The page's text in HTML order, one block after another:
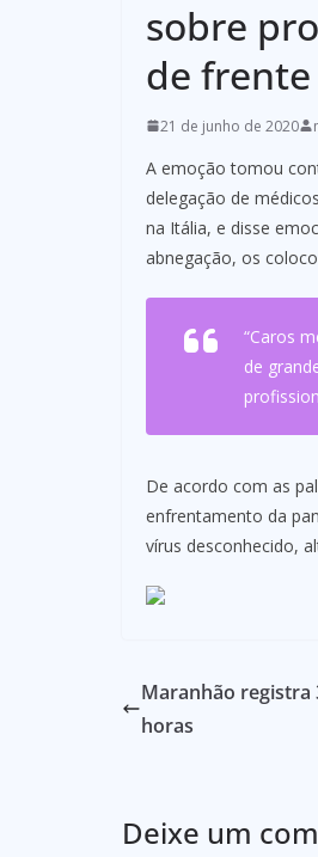
sobre
de
21 de junho de 2020
A emoção tomou
delegação de
na Itália, e disse
abnegação, os
“Caros
de
De acordo com as
enfrentamento da
vírus desconhecido,
Maranhão registra
horas
Deixe um